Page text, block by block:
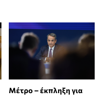
Μέτρο – έκπληξη για